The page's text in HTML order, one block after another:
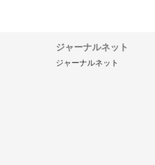
ジャーナルネット
ジャーナルネット